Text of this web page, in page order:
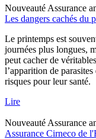
Nouveauté Assurance
Les dangers cachés du
Le printemps est
journées plus longues,
peut cacher de
l’apparition de
risques pour leur santé.
Lire
Nouveauté Assurance
Assurance Cirneco de